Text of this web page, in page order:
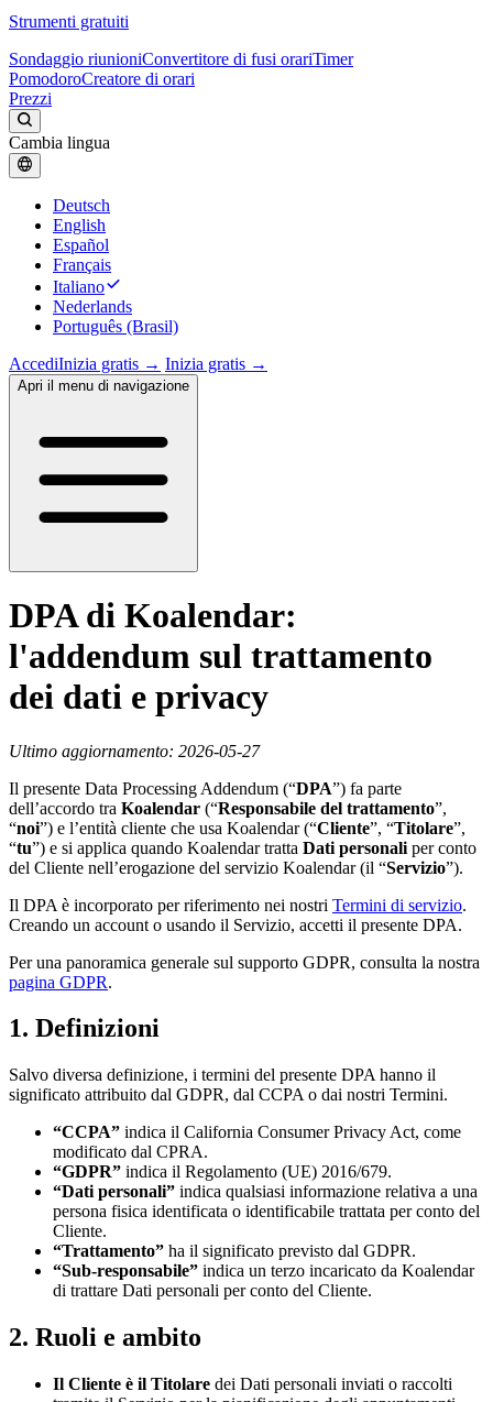
Strumenti gratuiti
Sondaggio riunioniConvertitore di fusi orariTimer
PomodoroCreatore di orari
Prezzi
Cambia lingua
Deutsch
English
Español
Français
Italiano
Nederlands
Português (Brasil)
AccediInizia gratis → Inizia gratis →
Apri il menu di navigazione
DPA di Koalendar:
l'addendum sul trattamento
dei dati e privacy
Ultimo aggiornamento: 2026-05-27
Il presente Data Processing Addendum (“DPA”) fa parte
dell’accordo tra Koalendar (“Responsabile del trattamento”,
“noi”) e l’entità cliente che usa Koalendar (“Cliente”, “Titolare”,
“tu”) e si applica quando Koalendar tratta Dati personali per conto
del Cliente nell’erogazione del servizio Koalendar (il “Servizio”).
Il DPA è incorporato per riferimento nei nostri Termini di servizio.
Creando un account o usando il Servizio, accetti il presente DPA.
Per una panoramica generale sul supporto GDPR, consulta la nostra
pagina GDPR.
1. Definizioni
Salvo diversa definizione, i termini del presente DPA hanno il
significato attribuito dal GDPR, dal CCPA o dai nostri Termini.
“CCPA” indica il California Consumer Privacy Act, come
modificato dal CPRA.
“GDPR” indica il Regolamento (UE) 2016/679.
“Dati personali” indica qualsiasi informazione relativa a una
persona fisica identificata o identificabile trattata per conto del
Cliente.
“Trattamento” ha il significato previsto dal GDPR.
“Sub-responsabile” indica un terzo incaricato da Koalendar
di trattare Dati personali per conto del Cliente.
2. Ruoli e ambito
Il Cliente è il Titolare dei Dati personali inviati o raccolti